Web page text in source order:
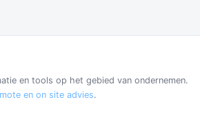
en tools op het gebied van ondernemen.
en on site advies.